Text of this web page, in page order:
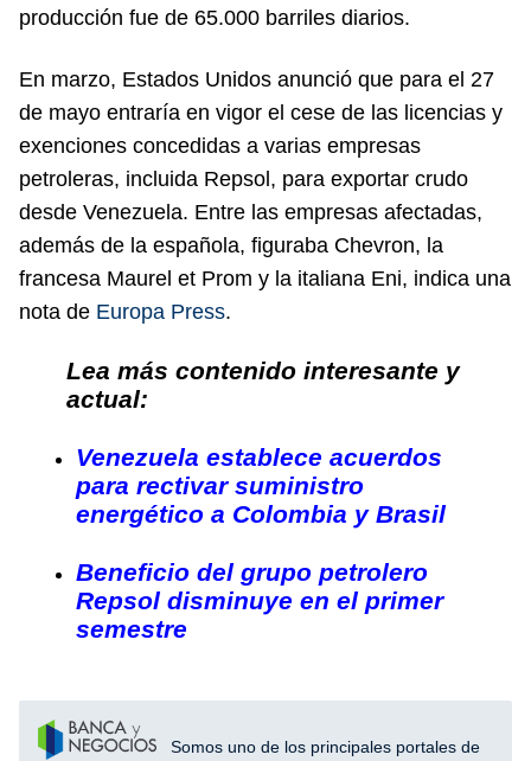
producción fue de 65.000 barriles diarios.
En marzo, Estados Unidos anunció que para el 27
de mayo entraría en vigor el cese de las licencias y
exenciones concedidas a varias empresas
petroleras, incluida Repsol, para exportar crudo
desde Venezuela. Entre las empresas afectadas,
además de la española, figuraba Chevron, la
francesa Maurel et Prom y la italiana Eni, indica una
nota de Europa Press.
Lea más contenido interesante y
actual:
Venezuela establece acuerdos
para rectivar suministro
energético a Colombia y Brasil
Beneficio del grupo petrolero
Repsol disminuye en el primer
semestre
Somos uno de los principales portales de